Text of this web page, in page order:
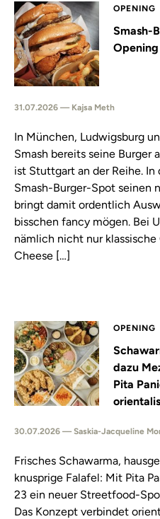
OPENING
Smash-
Opening
31.07.2026 — Kajsa Meth
In München, Ludwigsburg
Smash bereits seine Burger
ist Stuttgart an der Reihe.
Smash-Burger-Spot seinen
bringt damit ordentlich
bisschen fancy mögen. Bei
nämlich nicht nur
Cheese […]
OPENING
dazu
Pita
30.07.2026 — Saskia-Jacqueline
Frisches Schawarma,
knusprige Falafel: Mit Pita
23 ein neuer Streetfood-
Das Konzept verbindet